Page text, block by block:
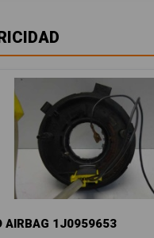
AIRBAG 1J0959653